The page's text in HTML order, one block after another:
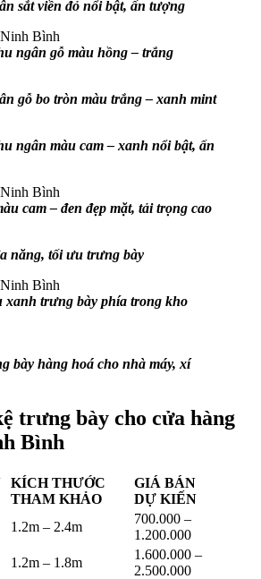
sắt viền đỏ nổi bật, ấn tượng
ngân gỗ màu hồng – trắng
gỗ bo tròn màu trắng – xanh mint
ngân màu cam – xanh nổi bật, ấn
cam – đen đẹp mặt, tải trọng cao
năng, tối ưu trưng bày
xanh trưng bày phía trong kho
bày hàng hoá cho nhà máy, xí
trưng bày cho cửa hàng
Bình
KÍCH THƯỚC
THAM KHẢO
GIÁ BÁN
DỰ KIẾN
1.2m – 2.4m
700.000 –
1.200.000
1.2m – 1.8m
1.600.000 –
2.500.000